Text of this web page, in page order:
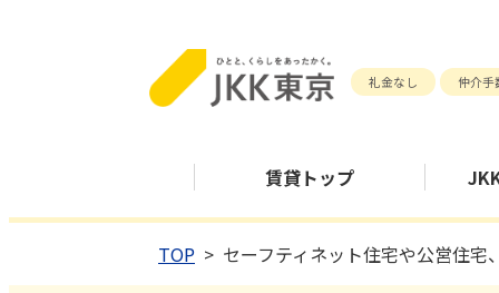
礼金なし 仲介手
賃貸トップ
TOP セーフティネット住宅や公営住宅